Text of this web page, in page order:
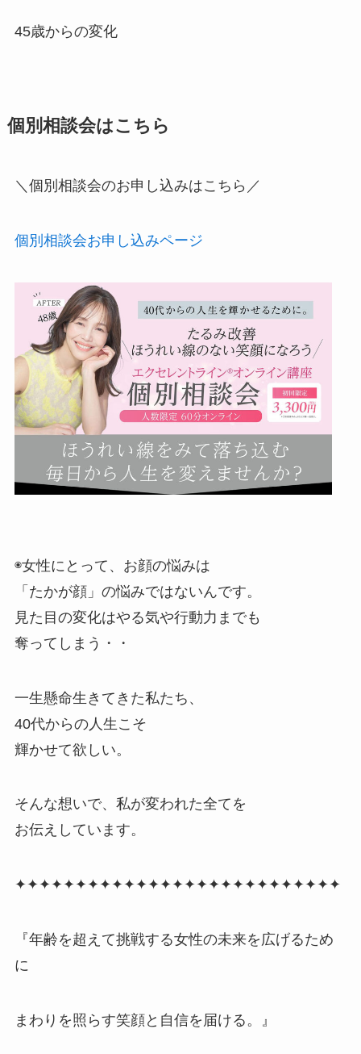
45歳からの変化
個別相談会はこちら
＼個別相談会のお申し込みはこちら／
個別相談会お申し込みページ
◉女性にとって、お顔の悩みは
「たかが顔」の悩みではないんです。
見た目の変化はやる気や行動力までも
奪ってしまう・・
一生懸命生きてきた私たち、
40代からの人生こそ
輝かせて欲しい。
そんな想いで、私が変われた全てを
お伝えしています。
✦✦✦✦✦✦✦✦✦✦✦✦✦✦✦✦✦✦✦✦✦✦✦✦✦✦✦
『年齢を超えて挑戦する女性の未来を広げるため
に
まわりを照らす笑顔と自信を届ける。』